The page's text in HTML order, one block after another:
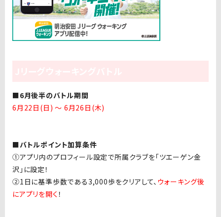
■6月後半のバトル期間
6月22日(日) ～ 6月26日(木)
■バトルポイント加算条件
①アプリ内のプロフィール設定で所属クラブを「ツエーゲン金
沢」に設定！
②1日に基準歩数である3,000歩をクリアして、 ウォーキング後
にアプリを開く ！